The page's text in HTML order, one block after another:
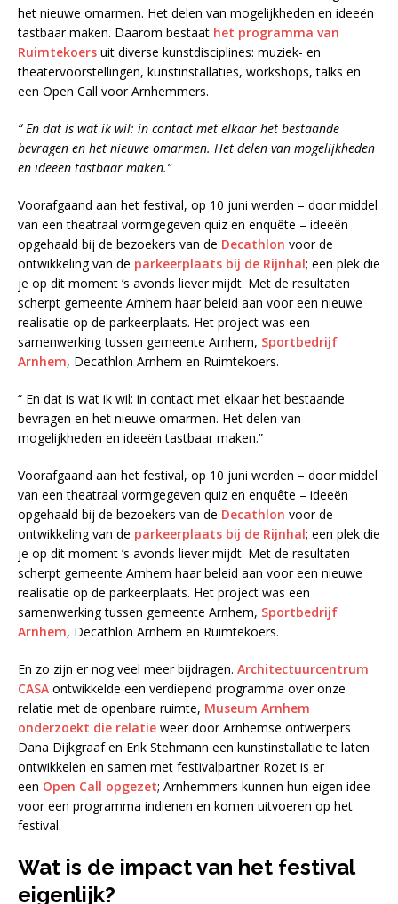
het nieuwe omarmen. Het delen van mogelijkheden en ideeën
tastbaar maken. Daarom bestaat het programma van
Ruimtekoers uit diverse kunstdisciplines: muziek- en
theatervoorstellingen, kunstinstallaties, workshops, talks en
een Open Call voor Arnhemmers.
“ En dat is wat ik wil: in contact met elkaar het bestaande
bevragen en het nieuwe omarmen. Het delen van mogelijkheden
en ideeën tastbaar maken.”
Voorafgaand aan het festival, op 10 juni werden – door middel
van een theatraal vormgegeven quiz en enquête – ideeën
opgehaald bij de bezoekers van de Decathlon voor de
ontwikkeling van de parkeerplaats bij de Rijnhal; een plek die
je op dit moment ’s avonds liever mijdt. Met de resultaten
scherpt gemeente Arnhem haar beleid aan voor een nieuwe
realisatie op de parkeerplaats. Het project was een
samenwerking tussen gemeente Arnhem, Sportbedrijf
Arnhem, Decathlon Arnhem en Ruimtekoers.
“ En dat is wat ik wil: in contact met elkaar het bestaande
bevragen en het nieuwe omarmen. Het delen van
mogelijkheden en ideeën tastbaar maken.”
Voorafgaand aan het festival, op 10 juni werden – door middel
van een theatraal vormgegeven quiz en enquête – ideeën
opgehaald bij de bezoekers van de Decathlon voor de
ontwikkeling van de parkeerplaats bij de Rijnhal; een plek die
je op dit moment ’s avonds liever mijdt. Met de resultaten
scherpt gemeente Arnhem haar beleid aan voor een nieuwe
realisatie op de parkeerplaats. Het project was een
samenwerking tussen gemeente Arnhem, Sportbedrijf
Arnhem, Decathlon Arnhem en Ruimtekoers.
En zo zijn er nog veel meer bijdragen. Architectuurcentrum
CASA ontwikkelde een verdiepend programma over onze
relatie met de openbare ruimte, Museum Arnhem
onderzoekt die relatie weer door Arnhemse ontwerpers
Dana Dijkgraaf en Erik Stehmann een kunstinstallatie te laten
ontwikkelen en samen met festivalpartner Rozet is er
een Open Call opgezet; Arnhemmers kunnen hun eigen idee
voor een programma indienen en komen uitvoeren op het
festival.
Wat is de impact van het festival
eigenlijk?